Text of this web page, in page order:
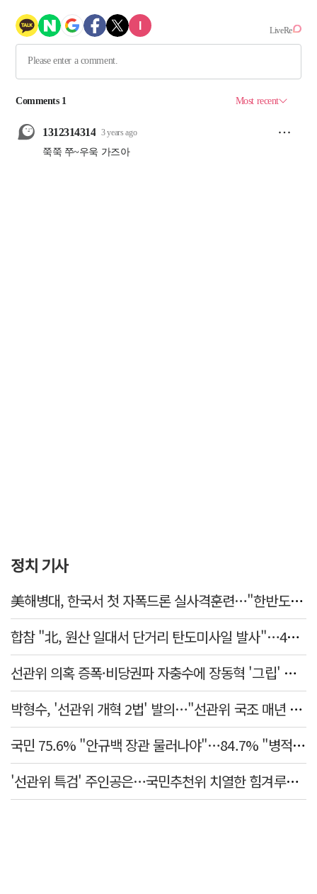
정치 기사
美해병대, 한국서 첫 자폭드론 실사격훈련…"한반도 지형 학습"
합참 "北, 원산 일대서 단거리 탄도미사일 발사"…42일 만
선관위 의혹 증폭·비당권파 자충수에 장동혁 '그립' 더 강해졌다
박형수, '선관위 개혁 2법' 발의…"선관위 국조 매년 실시"
국민 75.6% "안규백 장관 물러나야"…84.7% "병적기록부 공개해야"
'선관위 특검' 주인공은…국민추천위 치열한 힘겨루기 나설 듯